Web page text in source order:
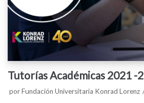
Tutorías Académicas 2021 -2
porFundación Universitaria Konrad Lorenz